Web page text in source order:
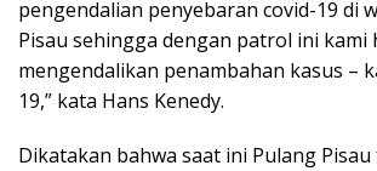
pengendalian penyebaran covid-19 di
Pisau sehingga dengan patrol ini kami
mengendalikan penambahan kasus –
19,” kata Hans Kenedy.
Dikatakan bahwa saat ini Pulang